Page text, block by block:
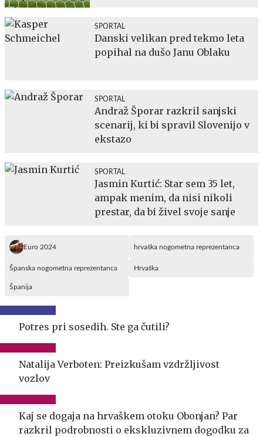
SPORTAL
Danski velikan pred tekmo leta
popihal na dušo Janu Oblaku
SPORTAL
Andraž Šporar razkril sanjski
scenarij, ki bi spravil Slovenijo v
ekstazo
SPORTAL
Jasmin Kurtić: Star sem 35 let,
ampak menim, da nisi nikoli
prestar, da bi živel svoje sanje
Euro 2024 hrvaška nogometna reprezentanca
Španska nogometna reprezentanca Hrvaška
Španija
Potres pri sosedih. Ste ga čutili?
Natalija Verboten: Preizkušam vzdržljivost
vozlov
Kaj se dogaja na hrvaškem otoku Obonjan? Par
razkril podrobnosti o ekskluzivnem dogodku za